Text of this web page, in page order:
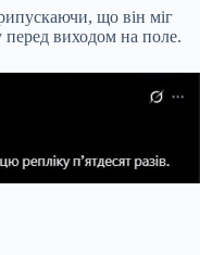
що він міг
виходом на поле.